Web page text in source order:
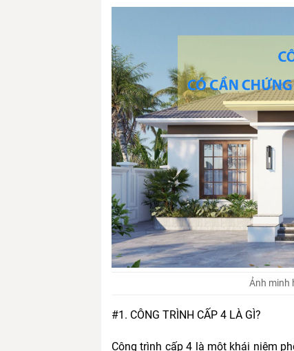
Ảnh minh
#1. CÔNG TRÌNH CẤP 4 LÀ GÌ?
Công trình cấp 4 là một khái niệm